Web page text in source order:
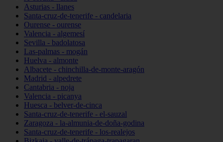
Asturias - llanes
Santa-cruz-de-tenerife - candelaria
Ourense - ourense
Valencia - algemesí
Sevilla - badolatosa
Las-palmas - mogán
Huelva - almonte
Albacete - chinchilla-de-monte-aragón
Madrid - alpedrete
Cantabria - noja
Valencia - picanya
Huesca - belver-de-cinca
Santa-cruz-de-tenerife - el-sauzal
Zaragoza - la-almunia-de-doña-godina
Santa-cruz-de-tenerife - los-realejos